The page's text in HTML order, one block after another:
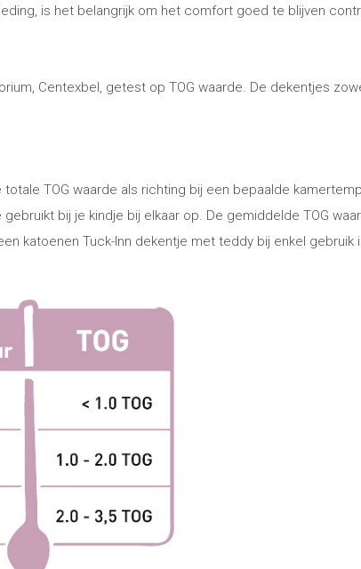
is het belangrijk om het comfort goed te blijven
Centexbel, getest op TOG waarde. De dekentjes
TOG waarde als richting bij een bepaalde
bij je kindje bij elkaar op. De gemiddelde TOG
katoenen Tuck-Inn dekentje met teddy bij enkel gebruik